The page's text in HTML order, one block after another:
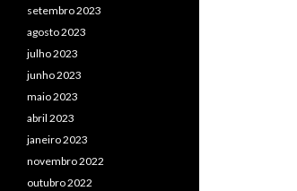
setembro 2023
agosto 2023
julho 2023
junho 2023
maio 2023
abril 2023
janeiro 2023
novembro 2022
outubro 2022